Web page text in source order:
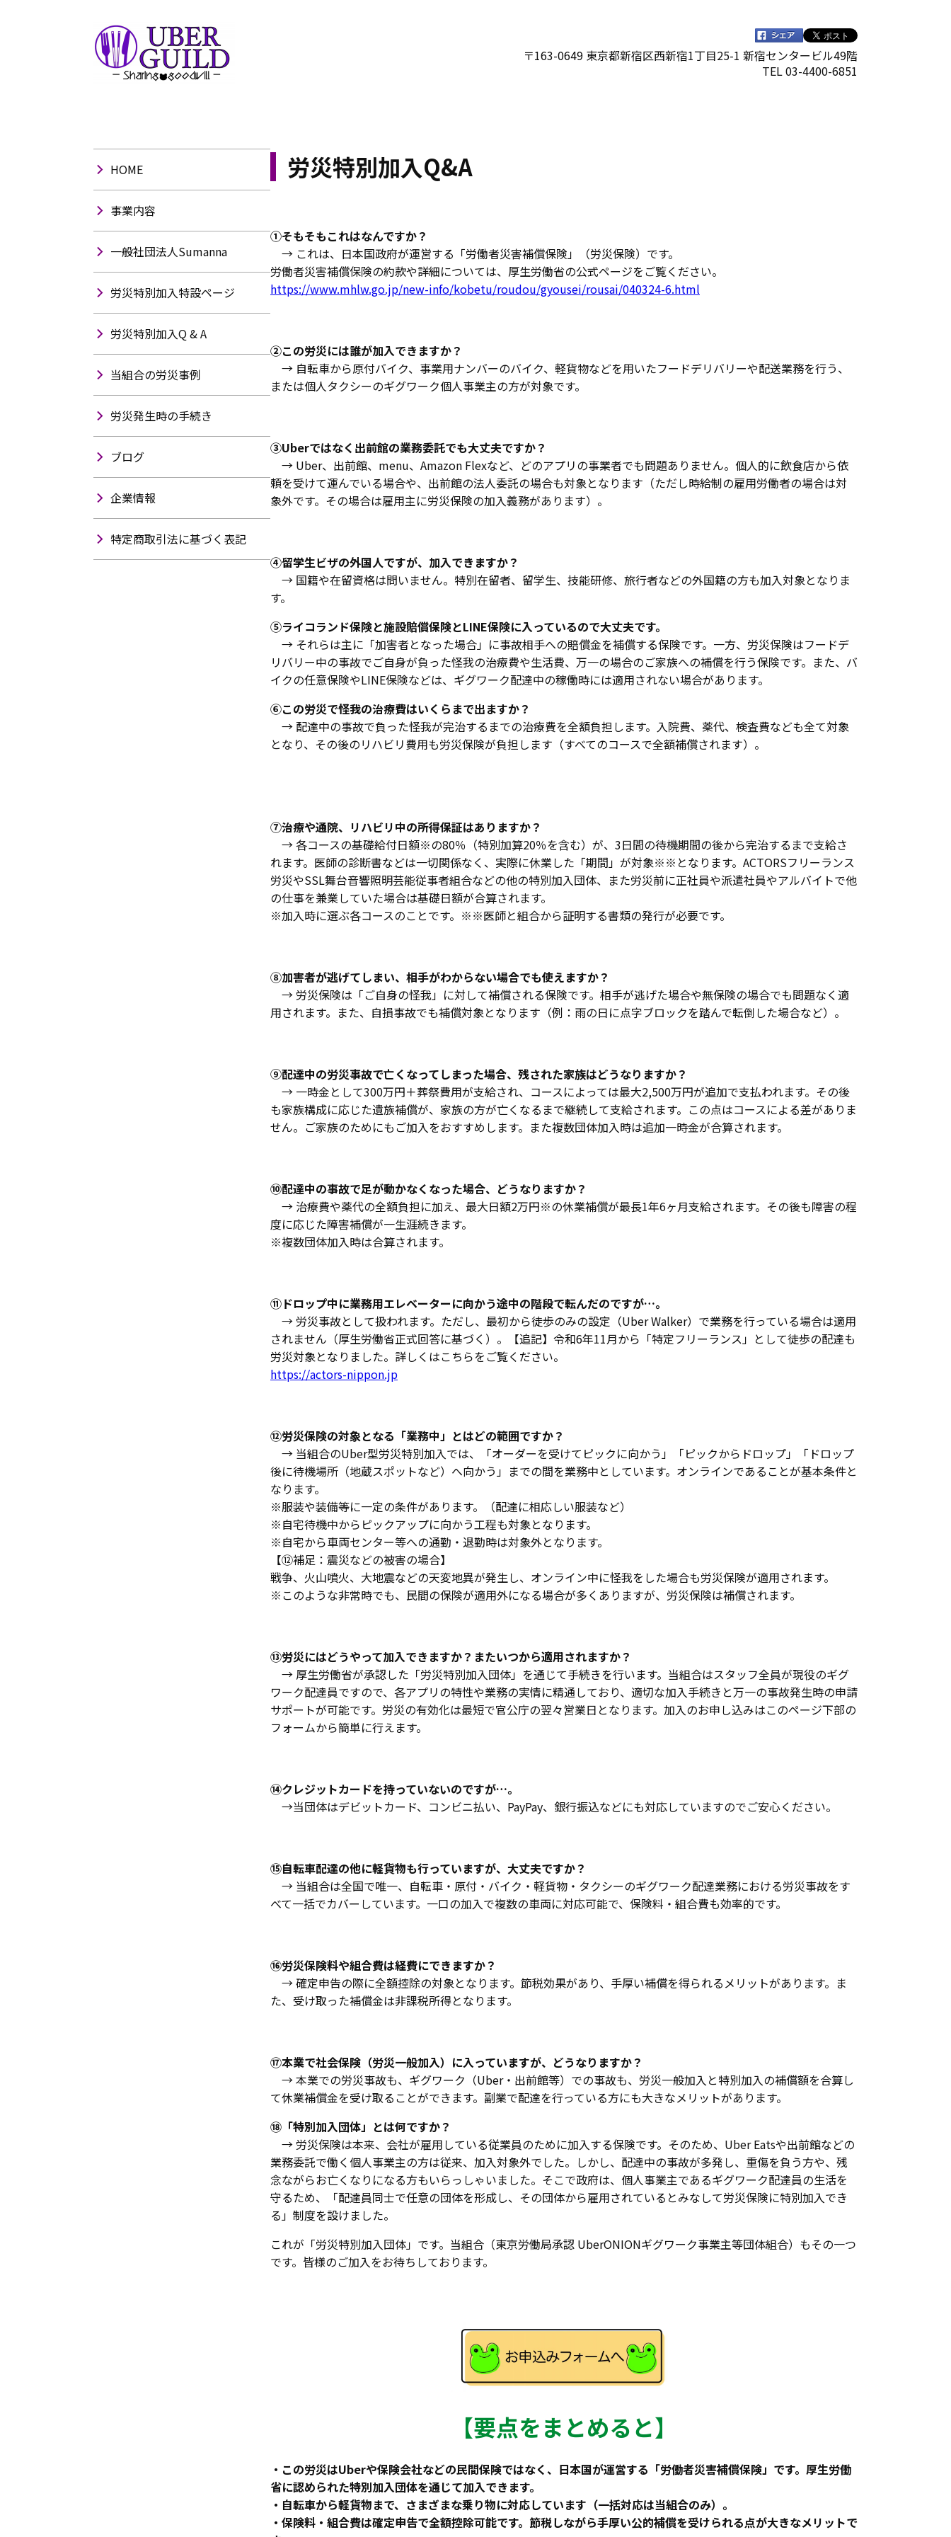
〒163-0649 東京都新宿区西新宿1丁目25-1 新宿センタービル49階
TEL 03-4400-6851
HOME
事業内容
一般社団法人Sumanna
労災特別加入特設ページ
労災特別加入Q & A
当組合の労災事例
労災発生時の手続き
ブログ
企業情報
特定商取引法に基づく表記
労災特別加入Q&A
①そもそもこれはなんですか？
→ これは、日本国政府が運営する「労働者災害補償保険」（労災保険）です。
労働者災害補償保険の約款や詳細については、厚生労働省の公式ページをご覧ください。
https://www.mhlw.go.jp/new-info/kobetu/roudou/gyousei/rousai/040324-6.html
②この労災には誰が加入できますか？
→ 自転車から原付バイク、事業用ナンバーのバイク、軽貨物などを用いたフードデリバリーや配送業務を行う、
または個人タクシーのギグワーク個人事業主の方が対象です。
③Uberではなく出前館の業務委託でも大丈夫ですか？
→ Uber、出前館、menu、Amazon Flexなど、どのアプリの事業者でも問題ありません。個人的に飲食店から依
頼を受けて運んでいる場合や、出前館の法人委託の場合も対象となります（ただし時給制の雇用労働者の場合は対
象外です。その場合は雇用主に労災保険の加入義務があります）。
④留学生ビザの外国人ですが、加入できますか？
→ 国籍や在留資格は問いません。特別在留者、留学生、技能研修、旅行者などの外国籍の方も加入対象となりま
す。
⑤ライコランド保険と施設賠償保険とLINE保険に入っているので大丈夫です。
→ それらは主に「加害者となった場合」に事故相手への賠償金を補償する保険です。一方、労災保険はフードデ
リバリー中の事故でご自身が負った怪我の治療費や生活費、万一の場合のご家族への補償を行う保険です。また、バ
イクの任意保険やLINE保険などは、ギグワーク配達中の稼働時には適用されない場合があります。
⑥この労災で怪我の治療費はいくらまで出ますか？
→ 配達中の事故で負った怪我が完治するまでの治療費を全額負担します。入院費、薬代、検査費なども全て対象
となり、その後のリハビリ費用も労災保険が負担します（すべてのコースで全額補償されます）。
⑦治療や通院、リハビリ中の所得保証はありますか？
→ 各コースの基礎給付日額※の80％（特別加算20％を含む）が、3日間の待機期間の後から完治するまで支給さ
れます。医師の診断書などは一切関係なく、実際に休業した「期間」が対象※※となります。ACTORSフリーランス
労災やSSL舞台音響照明芸能従事者組合などの他の特別加入団体、また労災前に正社員や派遣社員やアルバイトで他
の仕事を兼業していた場合は基礎日額が合算されます。
※加入時に選ぶ各コースのことです。※※医師と組合から証明する書類の発行が必要です。
⑧加害者が逃げてしまい、相手がわからない場合でも使えますか？
→ 労災保険は「ご自身の怪我」に対して補償される保険です。相手が逃げた場合や無保険の場合でも問題なく適
用されます。また、自損事故でも補償対象となります（例：雨の日に点字ブロックを踏んで転倒した場合など）。
⑨配達中の労災事故で亡くなってしまった場合、残された家族はどうなりますか？
→ 一時金として300万円＋葬祭費用が支給され、コースによっては最大2,500万円が追加で支払われます。その後
も家族構成に応じた遺族補償が、家族の方が亡くなるまで継続して支給されます。この点はコースによる差がありま
せん。ご家族のためにもご加入をおすすめします。また複数団体加入時は追加一時金が合算されます。
⑩配達中の事故で足が動かなくなった場合、どうなりますか？
→ 治療費や薬代の全額負担に加え、最大日額2万円※の休業補償が最長1年6ヶ月支給されます。その後も障害の程
度に応じた障害補償が一生涯続きます。
※複数団体加入時は合算されます。
⑪ドロップ中に業務用エレベーターに向かう途中の階段で転んだのですが…。
→ 労災事故として扱われます。ただし、最初から徒歩のみの設定（Uber Walker）で業務を行っている場合は適用
されません（厚生労働省正式回答に基づく）。【追記】令和6年11月から「特定フリーランス」として徒歩の配達も
労災対象となりました。詳しくはこちらをご覧ください。
https://actors-nippon.jp
⑫労災保険の対象となる「業務中」とはどの範囲ですか？
→ 当組合のUber型労災特別加入では、「オーダーを受けてピックに向かう」「ピックからドロップ」「ドロップ
後に待機場所（地蔵スポットなど）へ向かう」までの間を業務中としています。オンラインであることが基本条件と
なります。
※服装や装備等に一定の条件があります。（配達に相応しい服装など）
※自宅待機中からピックアップに向かう工程も対象となります。
※自宅から車両センター等への通勤・退勤時は対象外となります。
【⑫補足：震災などの被害の場合】
戦争、火山噴火、大地震などの天変地異が発生し、オンライン中に怪我をした場合も労災保険が適用されます。
※このような非常時でも、民間の保険が適用外になる場合が多くありますが、労災保険は補償されます。
⑬労災にはどうやって加入できますか？またいつから適用されますか？
→ 厚生労働省が承認した「労災特別加入団体」を通じて手続きを行います。当組合はスタッフ全員が現役のギグ
ワーク配達員ですので、各アプリの特性や業務の実情に精通しており、適切な加入手続きと万一の事故発生時の申請
サポートが可能です。労災の有効化は最短で官公庁の翌々営業日となります。加入のお申し込みはこのページ下部の
フォームから簡単に行えます。
⑭クレジットカードを持っていないのですが…。
→当団体はデビットカード、コンビニ払い、PayPay、銀行振込などにも対応していますのでご安心ください。
⑮自転車配達の他に軽貨物も行っていますが、大丈夫ですか？
→ 当組合は全国で唯一、自転車・原付・バイク・軽貨物・タクシーのギグワーク配達業務における労災事故をす
べて一括でカバーしています。一口の加入で複数の車両に対応可能で、保険料・組合費も効率的です。
⑯労災保険料や組合費は経費にできますか？
→ 確定申告の際に全額控除の対象となります。節税効果があり、手厚い補償を得られるメリットがあります。ま
た、受け取った補償金は非課税所得となります。
⑰本業で社会保険（労災一般加入）に入っていますが、どうなりますか？
→ 本業での労災事故も、ギグワーク（Uber・出前館等）での事故も、労災一般加入と特別加入の補償額を合算し
て休業補償金を受け取ることができます。副業で配達を行っている方にも大きなメリットがあります。
⑱「特別加入団体」とは何ですか？
→ 労災保険は本来、会社が雇用している従業員のために加入する保険です。そのため、Uber Eatsや出前館などの
業務委託で働く個人事業主の方は従来、加入対象外でした。しかし、配達中の事故が多発し、重傷を負う方や、残
念ながらお亡くなりになる方もいらっしゃいました。そこで政府は、個人事業主であるギグワーク配達員の生活を
守るため、「配達員同士で任意の団体を形成し、その団体から雇用されているとみなして労災保険に特別加入でき
る」制度を設けました。
これが「労災特別加入団体」です。当組合（東京労働局承認 UberONIONギグワーク事業主等団体組合）もその一つ
です。皆様のご加入をお待ちしております。
【要点をまとめると】
・この労災はUberや保険会社などの民間保険ではなく、日本国が運営する「労働者災害補償保険」です。厚生労働
省に認められた特別加入団体を通じて加入できます。
・自転車から軽貨物まで、さまざまな乗り物に対応しています（一括対応は当組合のみ）。
・保険料・組合費は確定申告で全額控除可能です。節税しながら手厚い公的補償を受けられる点が大きなメリットで